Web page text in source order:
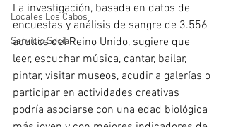
Locales Los Cabos
Servicio Social
La investigación, basada en datos de
encuestas y análisis de sangre de 3.556
adultos del Reino Unido, sugiere que
leer, escuchar música, cantar, bailar,
pintar, visitar museos, acudir a galerías o
participar en actividades creativas
podría asociarse con una edad biológica